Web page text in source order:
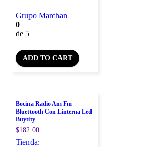
Grupo Marchan
0
de 5
ADD TO CART
Bocina Radio Am Fm
Bluettooth Con Linterna Led
Buytity
$182.00
Tienda: